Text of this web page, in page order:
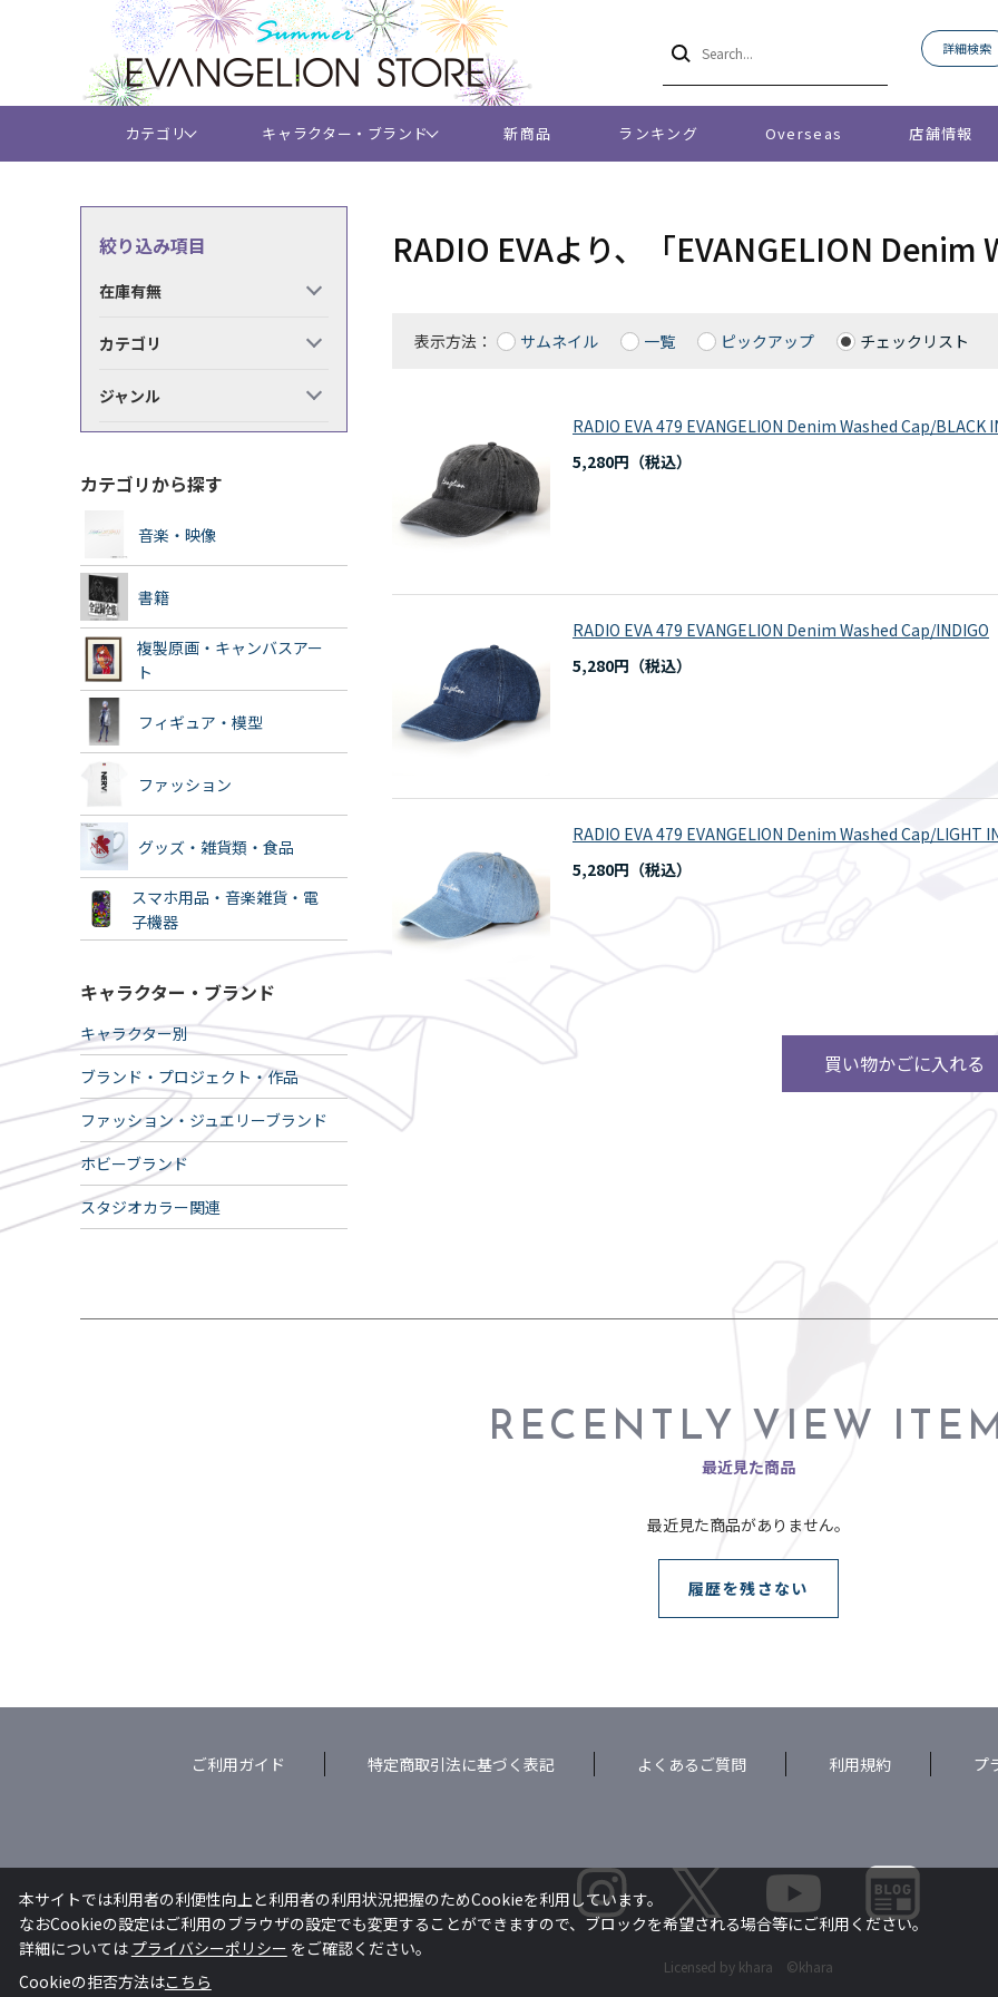
詳細検索
カテゴリ キャラクター・ブランド 新商品 ランキング Overseas 店舗情報
絞り込み項目
在庫有無
カテゴリ
ジャンル
カテゴリから探す
音楽・映像
書籍
複製原画・キャンバスアー
ト
フィギュア・模型
ファッション
グッズ・雑貨類・食品
スマホ用品・音楽雑貨・電
子機器
キャラクター・ブランド
キャラクター別
ブランド・プロジェクト・作品
ファッション・ジュエリーブランド
ホビーブランド
スタジオカラー関連
RADIO EVAより、「EVANGELION Denim
表示方法： サムネイル 一覧 ピックアップ チェックリスト
RADIO EVA 479 EVANGELION Denim Washed Cap/BLACK
5,280円
RADIO EVA 479 EVANGELION Denim Washed Cap/INDIGO
5,280円
RADIO EVA 479 EVANGELION Denim Washed Cap/LIGHT
5,280円
買い物かごに入れる
RECENTLY VIEW
最近見た商品
最近見た商品がありません。
履歴を残さない
ご利用ガイド 特定商取引法に基づく表記 よくあるご質問 利用規約 プ
Licensed by khara ©khara
本サイトでは利用者の利便性向上と利用者の利用状況把握のためCookieを利用しています。
なおCookieの設定はご利用のブラウザの設定でも変更することができますので、ブロックを希望される場合等にご利用ください。
詳細については プライバシーポリシー をご確認ください。
Cookieの拒否方法はこちら